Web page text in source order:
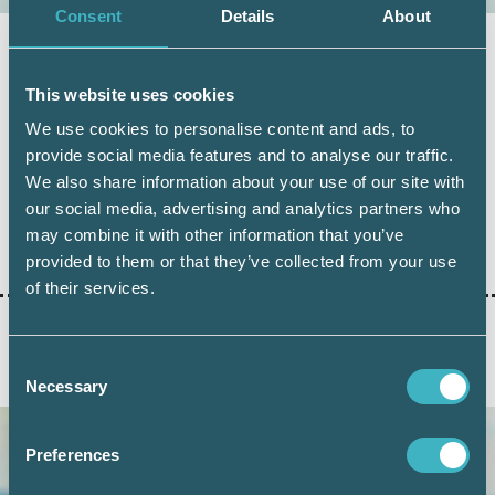
Consent Details About
This website uses cookies
We use cookies to personalise content and ads, to
provide social media features and to analyse our traffic.
We also share information about your use of our site with
our social media, advertising and analytics partners who
may combine it with other information that you’ve
provided to them or that they’ve collected from your use
of their services.
Selection
Necessary
Preferences
Thomas Englund
Advantage HR
Dela:
AKTUELLA ARTIKLAR